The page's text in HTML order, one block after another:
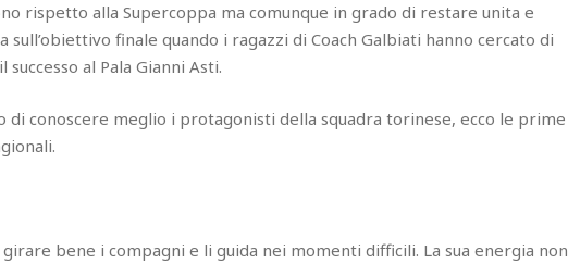
rispetto alla Supercoppa ma comunque in grado di restare unita e
sull’obiettivo finale quando i ragazzi di Coach Galbiati hanno cercato di
al Pala Gianni Asti.
di conoscere meglio i protagonisti della squadra torinese, ecco le prime
girare bene i compagni e li guida nei momenti difficili. La sua energia non